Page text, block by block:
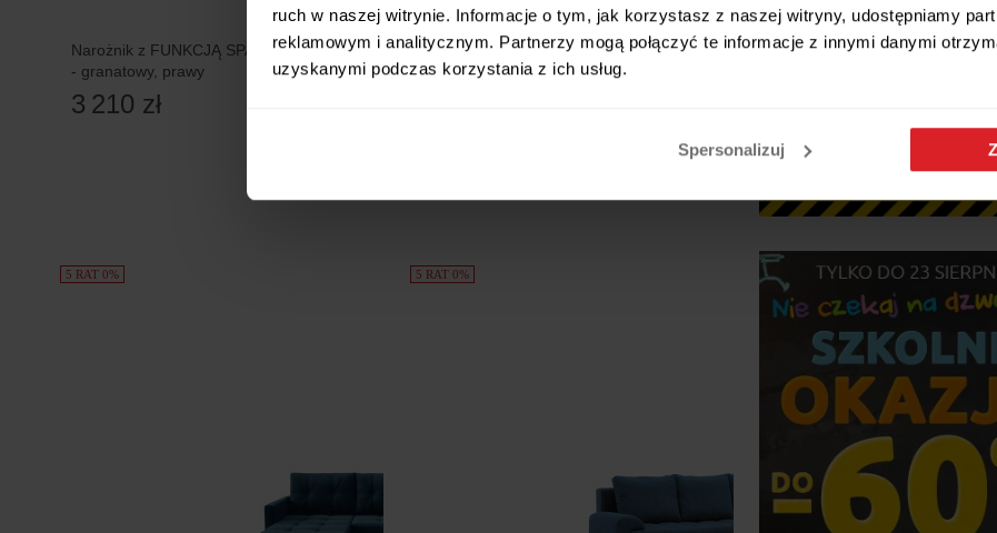
ruch w naszej witrynie. Informacje o tym, jak korzystasz z naszej witryny, udostępniamy
reklamowym i analitycznym. Partnerzy mogą połączyć te informacje z innymi danymi
uzyskanymi podczas korzystania z ich usług.
Spersonalizuj
Narożnik z FUNKCJĄ SPANIA U, pojemniki
- granatowy, prawy
3 210 zł
Narożnik z FUNKCJĄ SPANIA do salonu -
granatowy, lewy
5 RAT 0% 5 RAT 0%